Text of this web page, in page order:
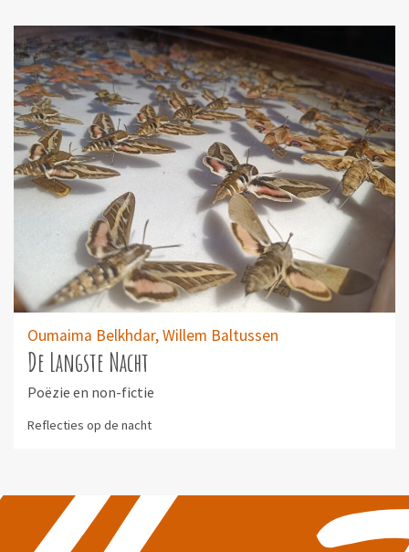
Oumaima Belkhdar,Willem Baltussen
De Langste Nacht
Poëzie en non-fictie
Reflecties op de nacht